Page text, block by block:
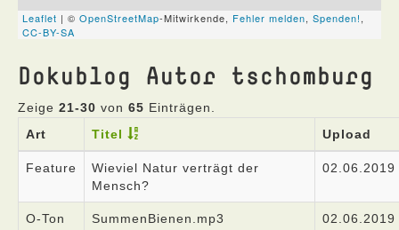
Dokublog Autor tschomburg
Zeige 21-30 von 65 Einträgen.
Art
Titel Upload
Feature
Wieviel Natur verträgt der
Mensch?
02.06.2019
O-Ton SummenBienen.mp3 02.06.2019